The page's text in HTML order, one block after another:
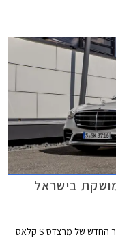
כלמוביל, יבואנית מרצדס לישראל, משיקה את הדור החדש של מרצדס S קלאס